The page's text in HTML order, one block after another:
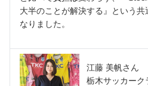
大半のことが解決する』という
なりました。
江藤 美帆さん
栃木サッカーク